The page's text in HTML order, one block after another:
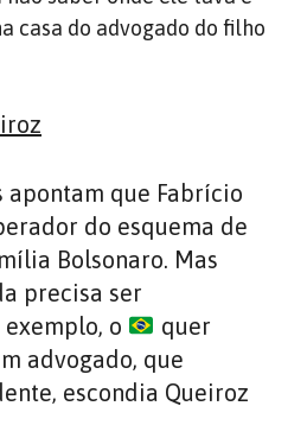
casa do advogado do filho
apontam que Fabrício
do esquema de
Bolsonaro. Mas
precisa ser
o
quer
advogado, que
escondia Queiroz